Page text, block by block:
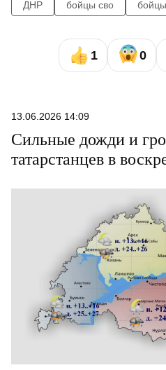
ДНР бойцы сво
1 0
13.06.2026 14:09
Сильные дожди и
татарстанцев в